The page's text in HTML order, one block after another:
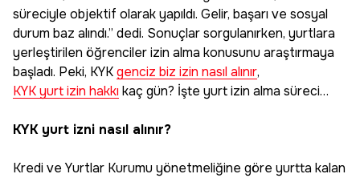
süreciyle objektif olarak yapıldı. Gelir, başarı ve sosyal
durum baz alındı.” dedi. Sonuçlar sorgulanırken, yurtlara
yerleştirilen öğrenciler izin alma konusunu araştırmaya
başladı. Peki, KYKgenciz biz izin nasıl alınır,
KYK yurt izin hakkıkaç gün? İşte yurt izin alma süreci…
KYK yurt izni nasıl alınır?
Kredi ve Yurtlar Kurumu yönetmeliğine göre yurtta kalan